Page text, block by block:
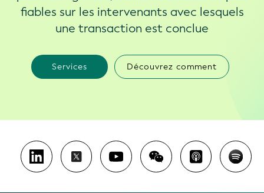
fiables sur les intervenants avec lesquels
une transaction est conclue
Services Découvrez comment